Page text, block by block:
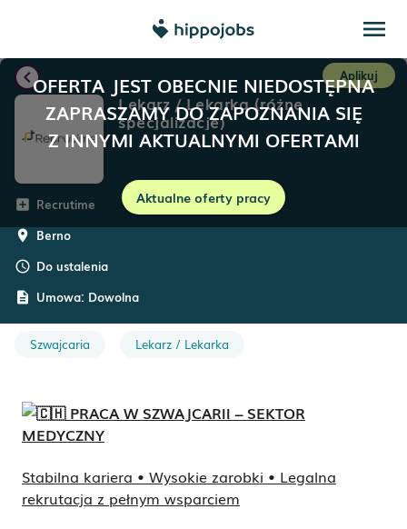
menu
OFERTA JEST OBECNIE NIEDOSTĘPNA
ZAPRASZAMY DO ZAPOZNANIA SIĘ
Z INNYMI AKTUALNYMI OFERTAMI
Aktualne oferty pracy
chevron_left Aplikuj
Lekarz / Lekarka (różne
specjalizacje)
add_box Recrutime
room Berno
schedule Do ustalenia
description Umowa: Dowolna
Szwajcaria Lekarz / Lekarka
PRACA W SZWAJCARII – SEKTOR
MEDYCZNY
Stabilna kariera • Wysokie zarobki • Legalna
rekrutacja z pełnym wsparciem